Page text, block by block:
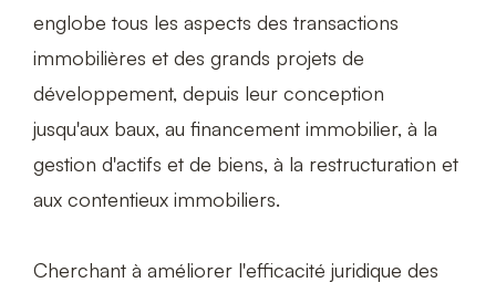
englobe tous les aspects des transactions
immobilières et des grands projets de
développement, depuis leur conception
jusqu'aux baux, au financement immobilier, à la
gestion d'actifs et de biens, à la restructuration et
aux contentieux immobiliers.
Cherchant à améliorer l'efficacité juridique des